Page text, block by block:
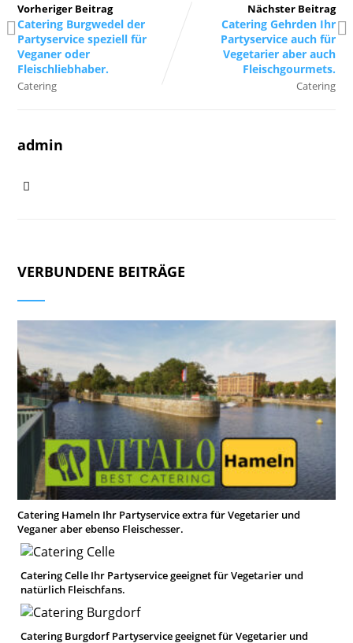
Vorheriger Beitrag
Catering Burgwedel der
Partyservice speziell für
Veganer oder
Fleischliebhaber.
Catering
Nächster Beitrag
Catering Gehrden Ihr
Partyservice auch für
Vegetarier aber auch
Fleischgourmets.
Catering
admin
VERBUNDENE BEITRÄGE
Catering Hameln Ihr Partyservice extra für Vegetarier und
Veganer aber ebenso Fleischesser.
Catering Celle Ihr Partyservice geeignet für Vegetarier und
natürlich Fleischfans.
Catering Burgdorf Partyservice geeignet für Vegetarier und